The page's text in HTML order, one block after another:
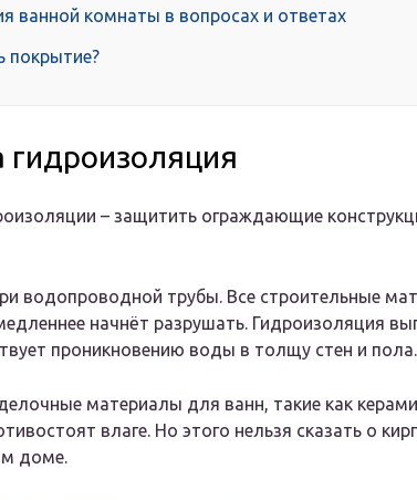
ванной комнаты в вопросах и ответах
покрытие?
– защитить ограждающие
водопроводной трубы. Все строительные
начнёт разрушать. Гидроизоляция
проникновению воды в толщу стен и пола.
материалы для ванн, такие как
влаге. Но этого нельзя сказать о
доме.